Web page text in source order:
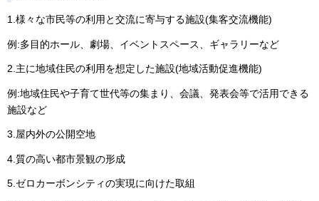
1.様々な市民等の利用と交流に寄与する施設(集客交流機能)
例:多目的ホール、劇場、イベントスペース、ギャラリーなど
2.主に地域住民の利用を想定した施設(地域活動促進機能)
例:地域住民や子育て世代等の集まり、会議、発表会等で活用できる
施設など
3.屋内外の公開空地
4.質の高い都市景観の形成
5.ゼロカーボンシティの実現に向けた取組